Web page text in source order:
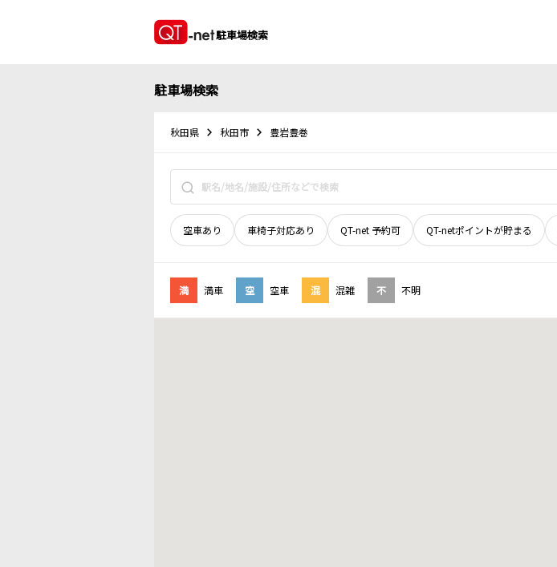
駐車場検索
駐車場検索
秋田県 秋田市 豊岩豊巻
空車あり 車椅子対応あり QT-net 予約可 QT-netポイントが貯まる
満 満車 空 空車 混 混雑 不 不明